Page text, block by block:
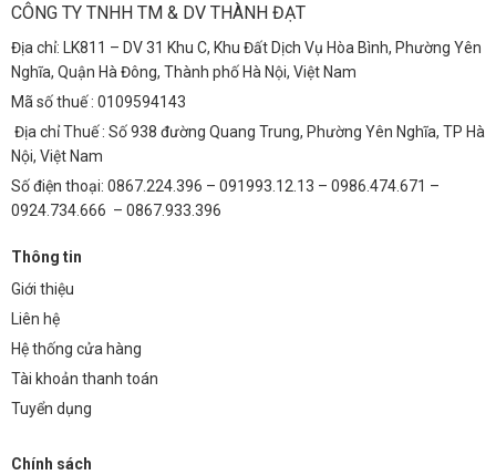
CÔNG TY TNHH TM & DV THÀNH ĐẠT
Địa chỉ: LK811 – DV 31 Khu C, Khu Đất Dịch Vụ Hòa Bình, Phường Yên
Nghĩa, Quận Hà Đông, Thành phố Hà Nội, Việt Nam
Mã số thuế : 0109594143
Địa chỉ Thuế : Số 938 đường Quang Trung, Phường Yên Nghĩa, TP Hà
Nội, Việt Nam
Số điện thoại: 0867.224.396 – 091993.12.13 – 0986.474.671 –
0924.734.666 – 0867.933.396
Thông tin
Giới thiệu
Liên hệ
Hệ thống cửa hàng
Tài khoản thanh toán
Tuyển dụng
Chính sách